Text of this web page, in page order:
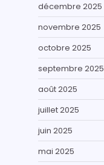
décembre 2025
novembre 2025
octobre 2025
septembre 2025
août 2025
juillet 2025
juin 2025
mai 2025